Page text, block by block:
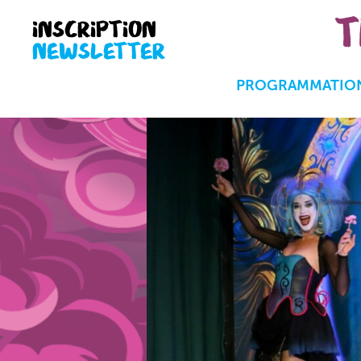
INSCRIPTION
NEWSLETTER